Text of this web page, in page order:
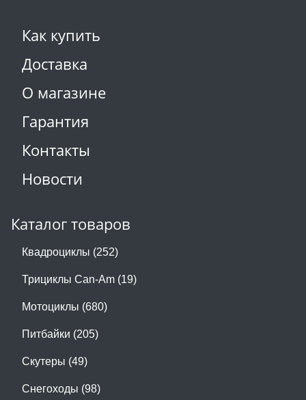
Как купить
Доставка
О магазине
Гарантия
Контакты
Новости
Каталог товаров
Квадроциклы (252)
Трициклы Can-Am (19)
Мотоциклы (680)
Питбайки (205)
Скутеры (49)
Снегоходы (98)